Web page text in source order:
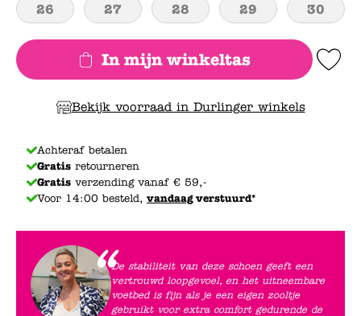
26 27 28 29 30
In mijn winkeltas Add to
Bekijk voorraad in Durlinger winkels
Achteraf betalen
Gratis retourneren
Gratis verzending vanaf € 59,-
Voor 14:00 besteld, vandaagverstuurd*
De stabiliteit van deze schoen geeft een
vertrouwd loopgevoel, en het uitneembare
voetbed is fijn als je een eigen zooltje
gebruikt voor extra comfort gedurende de